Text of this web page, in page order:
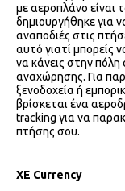
με αεροπλάνο είναι
δημιουργήθηκε για
αναποδιές στις
αυτό γιατί μπορείς
να κάνεις στην πόλη
αναχώρησης. Για
ξενοδοχεία ή
βρίσκεται ένα
tracking για να
πτήσης σου.
XE Currency